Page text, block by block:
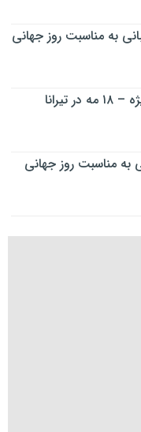
به مناسبت روز جهانی
به مناسبت روز جهانی